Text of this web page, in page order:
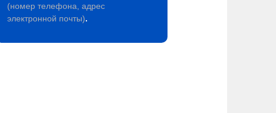
(номер телефона, адрес
электронной почты).